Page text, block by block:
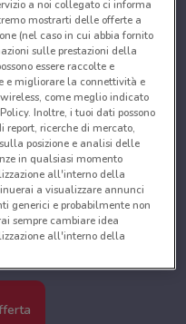
a noi collegato ci informa
mostrarti delle offerte a
(nel caso in cui abbia fornito
sulle prestazioni della
essere raccolte e
e migliorare la connettività e
come meglio indicato
Inoltre, i tuoi dati possono
report, ricerche di mercato,
posizione e analisi delle
in qualsiasi momento
all'interno della
a visualizzare annunci
generici e probabilmente non
sempre cambiare idea
all'interno della
dati per fornire:
Scansione attiva delle
Archiviare